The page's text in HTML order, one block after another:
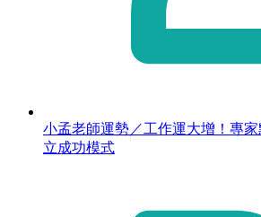
小孟老師運勢／工作運大增！專
立成功模式